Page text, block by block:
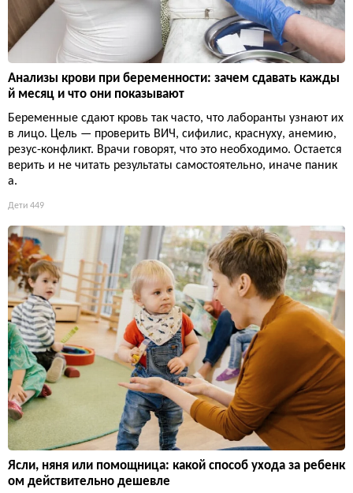
Анализы крови при беременности: зачем сдавать кажды
й месяц и что они показывают
Беременные сдают кровь так часто, что лаборанты узнают их
в лицо. Цель — проверить ВИЧ, сифилис, краснуху, анемию,
резус-конфликт. Врачи говорят, что это необходимо. Остается
верить и не читать результаты самостоятельно, иначе паник
а.
Дети 449
Ясли, няня или помощница: какой способ ухода за ребенк
ом действительно дешевле